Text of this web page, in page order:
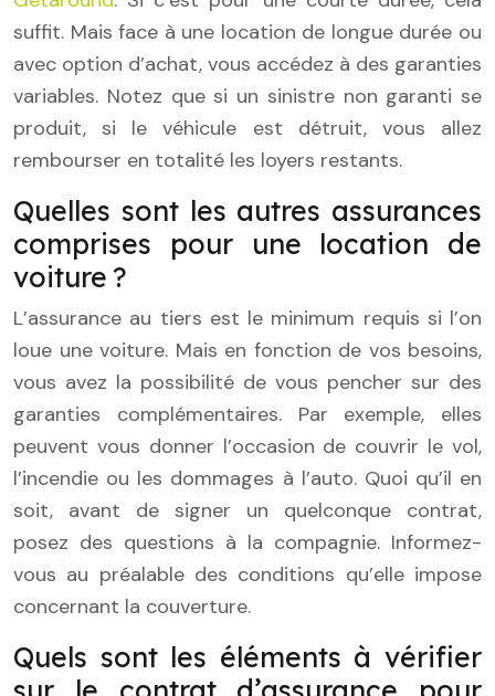
suffit. Mais face à une location de longue durée ou
avec option d’achat, vous accédez à des garanties
variables. Notez que si un sinistre non garanti se
produit, si le véhicule est détruit, vous allez
rembourser en totalité les loyers restants.
Quelles sont les autres assurances
comprises pour une location de
voiture ?
L’assurance au tiers est le minimum requis si l’on
loue une voiture. Mais en fonction de vos besoins,
vous avez la possibilité de vous pencher sur des
garanties complémentaires. Par exemple, elles
peuvent vous donner l’occasion de couvrir le vol,
l’incendie ou les dommages à l’auto. Quoi qu’il en
soit, avant de signer un quelconque contrat,
posez des questions à la compagnie. Informez-
vous au préalable des conditions qu’elle impose
concernant la couverture.
Quels sont les éléments à vérifier